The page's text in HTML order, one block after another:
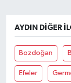
AYDIN DIĞER
Bozdoğan
Efeler